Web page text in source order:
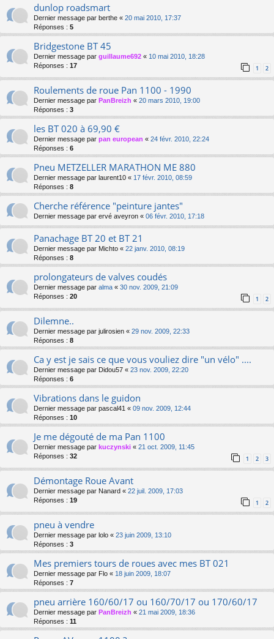
dunlop roadsmart
Dernier message par berthe « 20 mai 2010, 17:37
Réponses : 5
Bridgestone BT 45
Dernier message par guillaume692 « 10 mai 2010, 18:28
Réponses : 17 1 2
Roulements de roue Pan 1100 - 1990
Dernier message par PanBreizh « 20 mars 2010, 19:00
Réponses : 3
les BT 020 à 69,90 €
Dernier message par pan european « 24 févr. 2010, 22:24
Réponses : 6
Pneu METZELLER MARATHON ME 880
Dernier message par laurent10 « 17 févr. 2010, 08:59
Réponses : 8
Cherche référence "peinture jantes"
Dernier message par ervé aveyron « 06 févr. 2010, 17:18
Panachage BT 20 et BT 21
Dernier message par Michto « 22 janv. 2010, 08:19
Réponses : 8
prolongateurs de valves coudés
Dernier message par alma « 30 nov. 2009, 21:09
Réponses : 20 1 2
Dilemne..
Dernier message par julirosien « 29 nov. 2009, 22:33
Réponses : 8
Ca y est je sais ce que vous vouliez dire "un vélo" ....
Dernier message par Didou57 « 23 nov. 2009, 22:20
Réponses : 6
Vibrations dans le guidon
Dernier message par pascal41 « 09 nov. 2009, 12:44
Réponses : 10
Je me dégouté de ma Pan 1100
Dernier message par kuczynski « 21 oct. 2009, 11:45
Réponses : 32 1 2 3
Démontage Roue Avant
Dernier message par Nanard « 22 juil. 2009, 17:03
Réponses : 19 1 2
pneu à vendre
Dernier message par lolo « 23 juin 2009, 13:10
Réponses : 3
Mes premiers tours de roues avec mes BT 021
Dernier message par Flo « 18 juin 2009, 18:07
Réponses : 7
pneu arrière 160/60/17 ou 160/70/17 ou 170/60/17
Dernier message par PanBreizh « 21 mai 2009, 18:36
Réponses : 11